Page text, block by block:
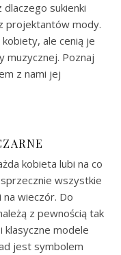
sukienki
projektantów mody.
ale cenią je
muzycznej. Poznaj
z nami jej
kobieta lubi na co
wszystkie
wieczór. Do
z pewnością tak
klasyczne modele
jest symbolem